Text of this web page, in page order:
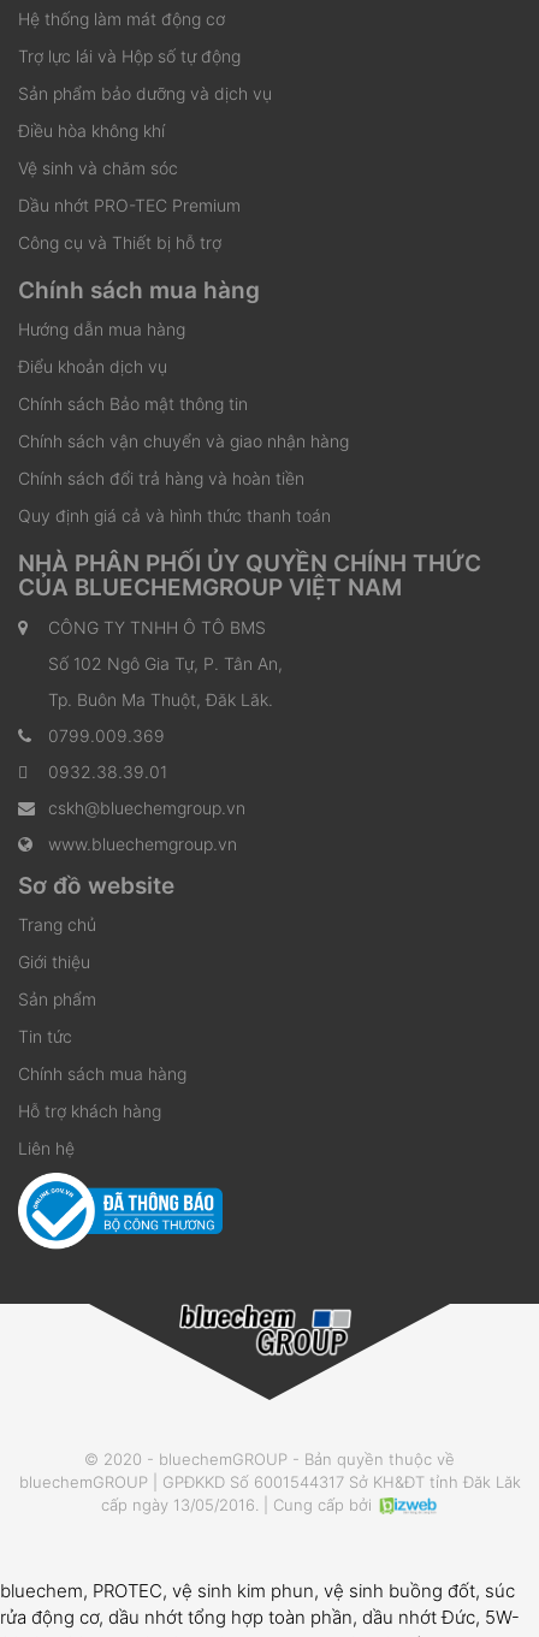
Hệ thống làm mát động cơ
Trợ lực lái và Hộp số tự động
Sản phẩm bảo dưỡng và dịch vụ
Điều hòa không khí
Vệ sinh và chăm sóc
Dầu nhớt PRO-TEC Premium
Công cụ và Thiết bị hỗ trợ
Chính sách mua hàng
Hướng dẫn mua hàng
Điểu khoản dịch vụ
Chính sách Bảo mật thông tin
Chính sách vận chuyển và giao nhận hàng
Chính sách đổi trả hàng và hoàn tiền
Quy định giá cả và hình thức thanh toán
NHÀ PHÂN PHỐI ỦY QUYỀN CHÍNH THỨC
CỦA BLUECHEMGROUP VIỆT NAM
CÔNG TY TNHH Ô TÔ BMS
Số 102 Ngô Gia Tự, P. Tân An,
Tp. Buôn Ma Thuột, Đăk Lăk.
0799.009.369
0932.38.39.01
cskh@bluechemgroup.vn
www.bluechemgroup.vn
Sơ đồ website
Trang chủ
Giới thiệu
Sản phẩm
Tin tức
Chính sách mua hàng
Hỗ trợ khách hàng
Liên hệ
© 2020 - bluechemGROUP - Bản quyền thuộc về
bluechemGROUP | GPĐKKD Số 6001544317 Sở KH&ĐT tỉnh Đăk Lăk
cấp ngày 13/05/2016. | Cung cấp bởi
bluechem, PROTEC, vệ sinh kim phun, vệ sinh buồng đốt, súc
rửa động cơ, dầu nhớt tổng hợp toàn phần, dầu nhớt Đức, 5W-